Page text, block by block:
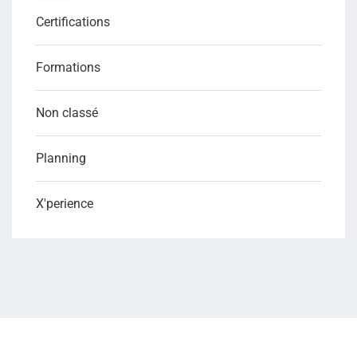
Certifications
Formations
Non classé
Planning
X'perience